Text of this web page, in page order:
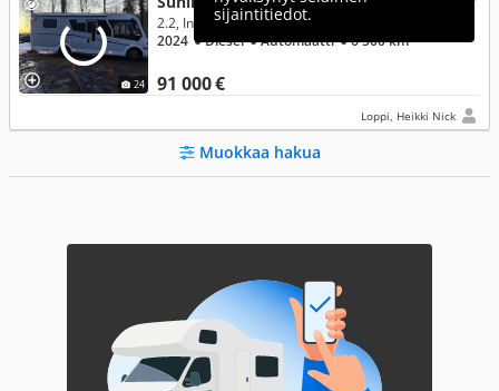
sijaintitiedot.
24 91 000 €
2.2, Integroitu
2024 ● Diesel● Automaatti● 6 500 km
Loppi, Heikki Nick
Muokkaa hakua